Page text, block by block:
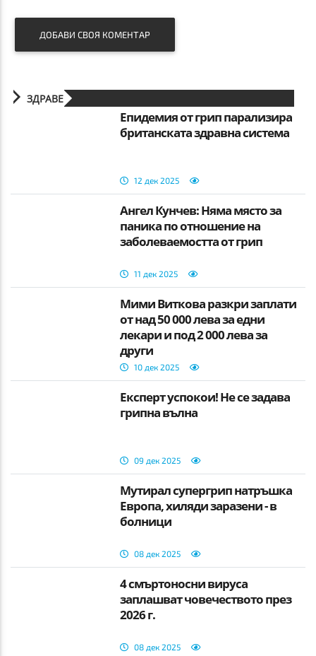
ДОБАВИ СВОЯ КОМЕНТАР
ЗДРАВЕ
Епидемия от грип парализира
британската здравна система
12 дек 2025
Ангел Кунчев: Няма място за
паника по отношение на
заболеваемостта от грип
11 дек 2025
Мими Виткова разкри заплати
от над 50 000 лева за едни
лекари и под 2 000 лева за
други
10 дек 2025
Експерт успокои! Не се задава
грипна вълна
09 дек 2025
Мутирал супергрип натръшка
Европа, хиляди заразени - в
болници
08 дек 2025
4 смъртоносни вируса
заплашват човечеството през
2026 г.
08 дек 2025